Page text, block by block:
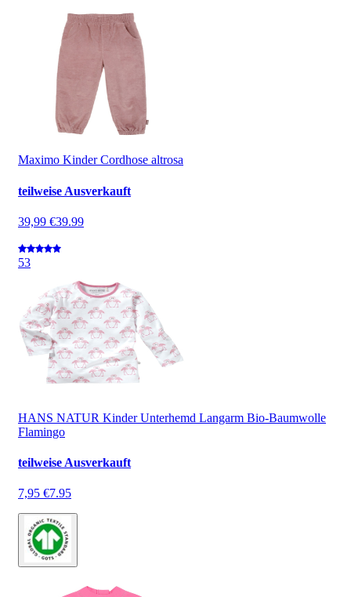
Maximo Kinder Cordhose altrosa
teilweise Ausverkauft
39,99 €39.99
53
HANS NATUR Kinder Unterhemd Langarm Bio-Baumwolle
Flamingo
teilweise Ausverkauft
7,95 €7.95